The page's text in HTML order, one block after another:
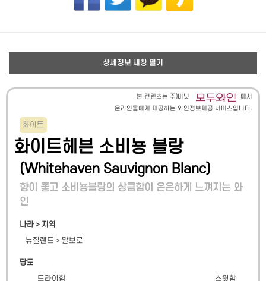
상세정보 새창 열기
본 컨텐츠는 주)비닛
에서
온라인몰에게 제공하는 와인정보제공 서비스입니다.
화이트
화이트헤븐 소비뇽 블랑
(Whitehaven Sauvignon Blanc)
향이 좋고 소비뇽블랑의 상큼함이 은은하게 느껴지는 와
인
나라 > 지역
뉴질랜드 > 말보로
당도
드라이함
스윗함